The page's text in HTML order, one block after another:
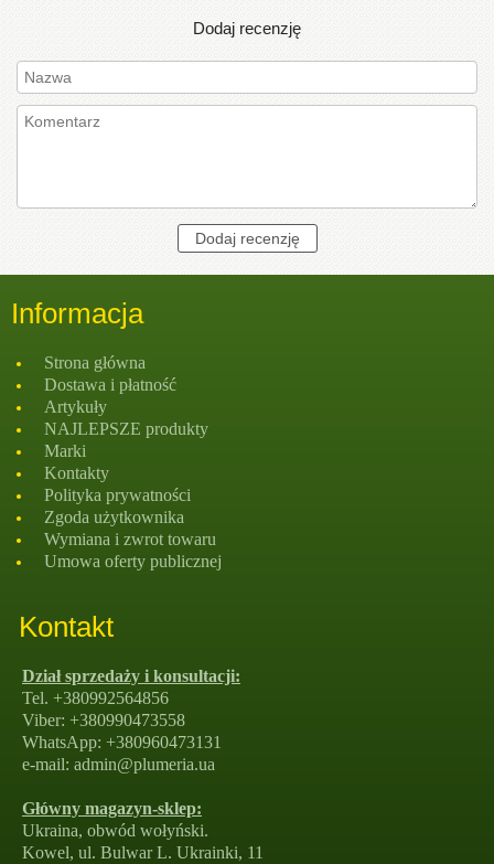
Dodaj recenzję
Informacja
Strona głównа
Dostawa i płatność
Artykuły
NAJLEPSZE produkty
Marki
Kontakty
Polityka prywatności
Zgoda użytkownika
Wymiana i zwrot towaru
Umowa oferty publicznej
Kontakt
Dział sprzedaży i konsultacji:
Tel. +380992564856
Viber: +380990473558
WhatsApp: +380960473131
e-mail: admin@plumeria.ua
Główny magazyn-sklep:
Ukraina, obwód wołyński.
Kowel, ul. Bulwar L. Ukrainki, 11